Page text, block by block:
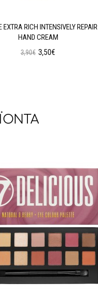
EXTRA RICH INTENSIVELY REPAIR
HAND CREAM
3,90€ 3,50€